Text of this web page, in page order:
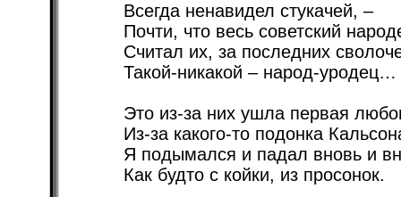
Всегда ненавидел стукачей, –
Почти, что весь советский
Считал их, за последних
Такой-никакой – народ-уродец…
Это из-за них ушла первая
Из-за какого-то подонка
Я подымался и падал вновь и
Как будто с койки, из просонок.